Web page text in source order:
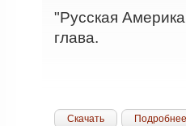
"Русская
глава.
Скачать Подробнее